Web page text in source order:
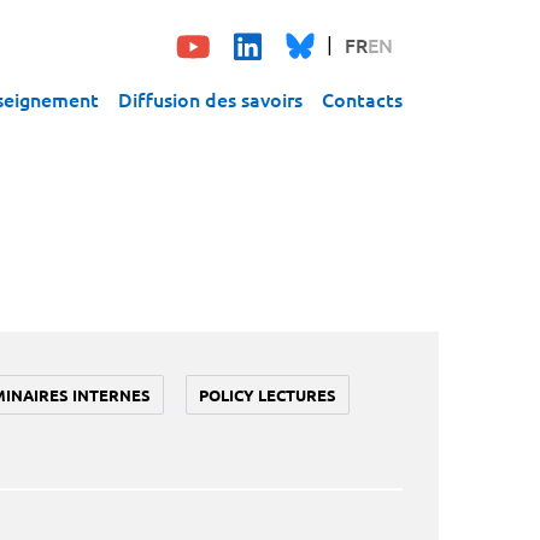
FREN
Diffusion des savoirs Contacts
INTERNES POLICY LECTURES